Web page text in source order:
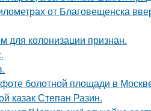
от Благовещенска
для колонизации признан.
болотной площади в
казак Степан Разин.